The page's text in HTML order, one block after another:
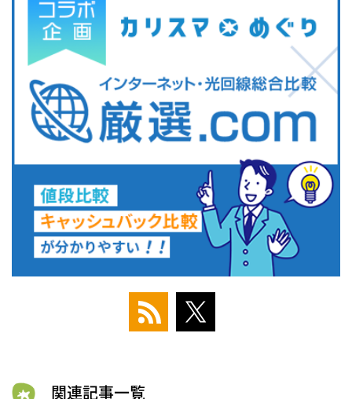
関連記事一覧